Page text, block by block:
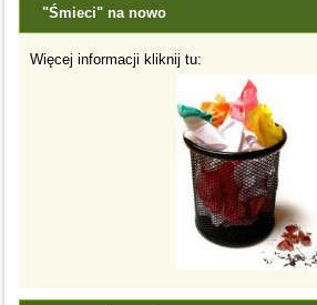
"Śmieci" na nowo
Więcej informacji kliknij tu: